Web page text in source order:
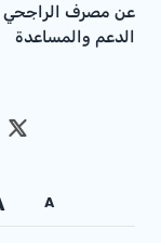
عن مصرف الراجحي
الدعم والمساعدة
A